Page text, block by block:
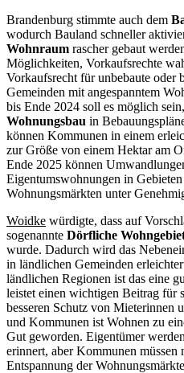
Brandenburg stimmte auch dem
wodurch Bauland schneller
Wohnraum rascher gebaut
Möglichkeiten, Vorkaufsrechte
Vorkaufsrecht für unbebaute oder
Gemeinden mit angespanntem
bis Ende 2024 soll es möglich
Wohnungsbau in
können Kommunen in einem
zur Größe von einem Hektar am
Ende 2025 können
Eigentumswohnungen in
Wohnungsmärkten unter
Woidke würdigte, dass auf
sogenannte Dörfliche
wurde. Dadurch wird das
in ländlichen Gemeinden
ländlichen Regionen ist das eine
leistet einen wichtigen Beitrag für
besseren Schutz von Mieterinnen
und Kommunen ist Wohnen zu
Gut geworden. Eigentümer
erinnert, aber Kommunen müssen
Entspannung der